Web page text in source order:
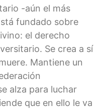
-aún el más
fundado sobre
el derecho
Se crea a sí
Mantiene un
alza para luchar
que en ello le va